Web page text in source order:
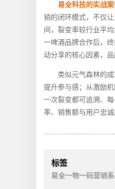
易全科技的实战案
销的闭环模式，不仅
间，裂变率较行业平
一啤酒品牌合作后，
动分享的核心因素，品
类似元气森林的成功
提升参与感；从激励
一次裂变都可追溯、每
率、销售额与用户忠诚
标签
易全一物一码营销